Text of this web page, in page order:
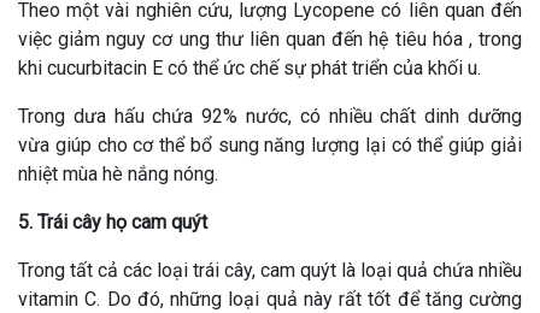
Theo một vài nghiên cứu, lượng Lycopene có liên quan đến
việc giảm nguy cơ ung thư liên quan đến hệ tiêu hóa , trong
khi cucurbitacin E có thể ức chế sự phát triển của khối u.
Trong dưa hấu chứa 92% nước, có nhiều chất dinh dưỡng
vừa giúp cho cơ thể bổ sung năng lượng lại có thể giúp giải
nhiệt mùa hè nắng nóng.
5. Trái cây họ cam quýt
Trong tất cả các loại trái cây, cam quýt là loại quả chứa nhiều
vitamin C. Do đó, những loại quả này rất tốt để tăng cường